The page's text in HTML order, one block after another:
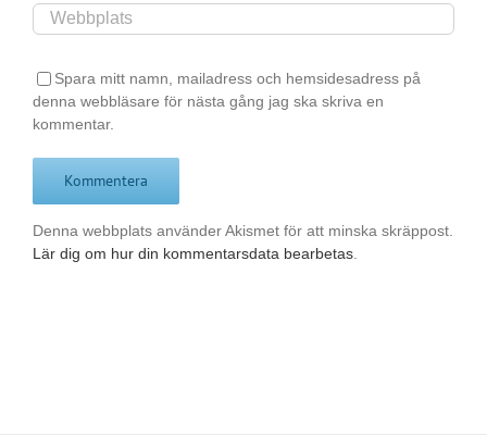
Spara mitt namn, mailadress och hemsidesadress på
denna webbläsare för nästa gång jag ska skriva en
kommentar.
Denna webbplats använder Akismet för att minska skräppost.
Lär dig om hur din kommentarsdata bearbetas